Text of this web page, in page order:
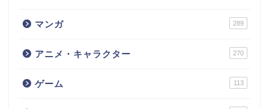
マンガ 289
アニメ・キャラクター 270
ゲーム 113